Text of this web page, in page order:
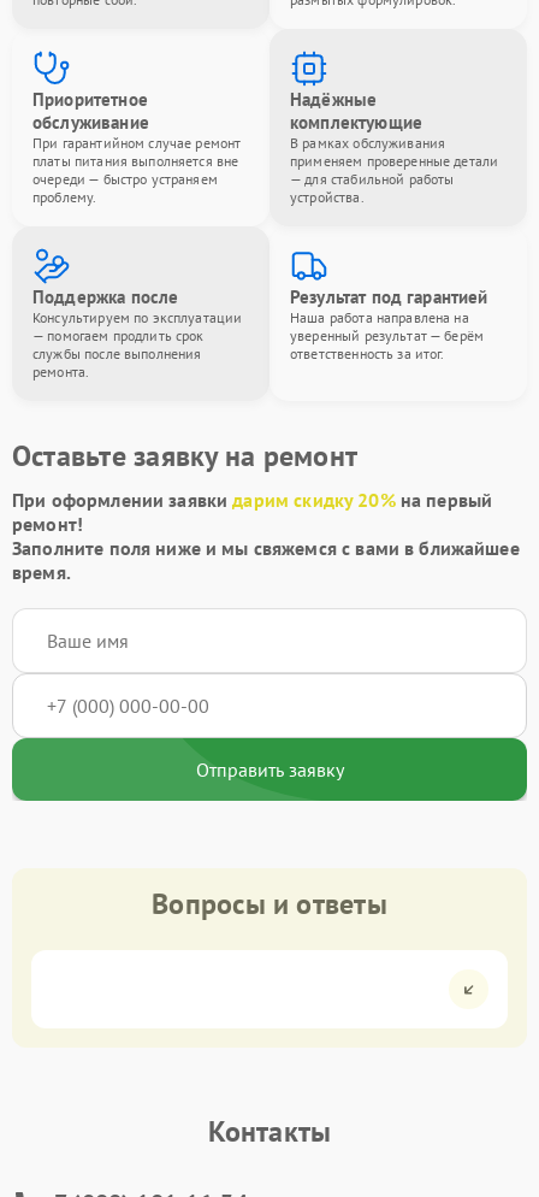
Приоритетное
обслуживание
При гарантийном случае ремонт
платы питания выполняется вне
очереди — быстро устраняем
проблему.
Надёжные
комплектующие
В рамках обслуживания
применяем проверенные детали
— для стабильной работы
устройства.
Поддержка после
Консультируем по эксплуатации
— помогаем продлить срок
службы после выполнения
ремонта.
Результат под гарантией
Наша работа направлена на
уверенный результат — берём
ответственность за итог.
Оставьте заявку на ремонт
При оформлении заявкидарим скидку 20%на первый
ремонт!
Заполните поля ниже и мы свяжемся с вами в ближайшее
время.
Отправить заявку
Вопросы и ответы
Контакты